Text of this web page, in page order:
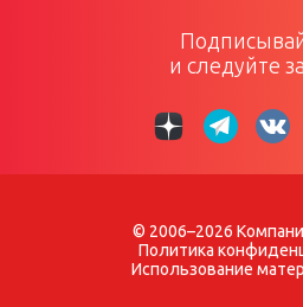
и следуйте
© 2006–2026
Политика
Использование